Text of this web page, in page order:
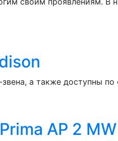
а также доступны по
AP 2